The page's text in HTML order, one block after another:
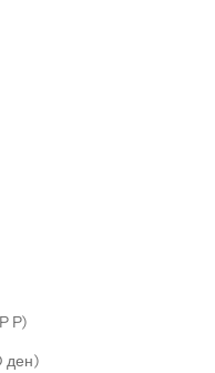
Macau, RAE da China (MOP P)
Macedónia do Norte (MKD ден)